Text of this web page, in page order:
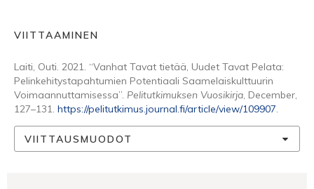
VIITTAAMINEN
Laiti, Outi. 2021. “Vanhat Tavat tietää, Uudet Tavat Pelata:
Pelinkehitystapahtumien Potentiaali Saamelaiskulttuurin
Voimaannuttamisessa”. Pelitutkimuksen Vuosikirja, December,
127–131. https://pelitutkimus.journal.fi/article/view/109907.
VIITTAUSMUODOT